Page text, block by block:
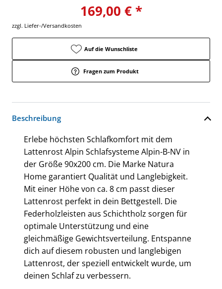
169,00 € *
zzgl. Liefer-/Versandkosten
Auf die Wunschliste
Fragen zum Produkt
Beschreibung
Erlebe höchsten Schlafkomfort mit dem
Lattenrost Alpin Schlafsysteme Alpin-B-NV in
der Größe 90x200 cm. Die Marke Natura
Home garantiert Qualität und Langlebigkeit.
Mit einer Höhe von ca. 8 cm passt dieser
Lattenrost perfekt in dein Bettgestell. Die
Federholzleisten aus Schichtholz sorgen für
optimale Unterstützung und eine
gleichmäßige Gewichtsverteilung. Entspanne
dich auf diesem robusten und langlebigen
Lattenrost, der speziell entwickelt wurde, um
deinen Schlaf zu verbessern.